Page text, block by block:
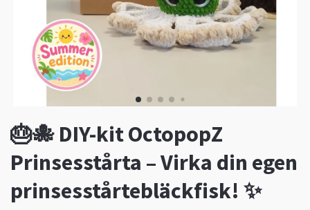
🎂🐙 DIY-kit OctopopZ
Prinsesstårta – Virka din egen
prinsesstårtebläckfisk! ✨